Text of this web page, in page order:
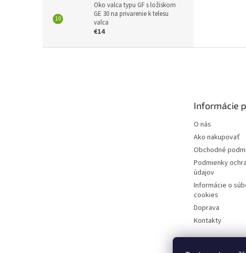
Oko valca typu GF s ložiskom
GE 30 na privarenie k telesu
valca
€14
Informácie
O nás
Ako nakupovať
Obchodné
Podmienky
údajov
Informácie o
cookies
Doprava
Kontakty